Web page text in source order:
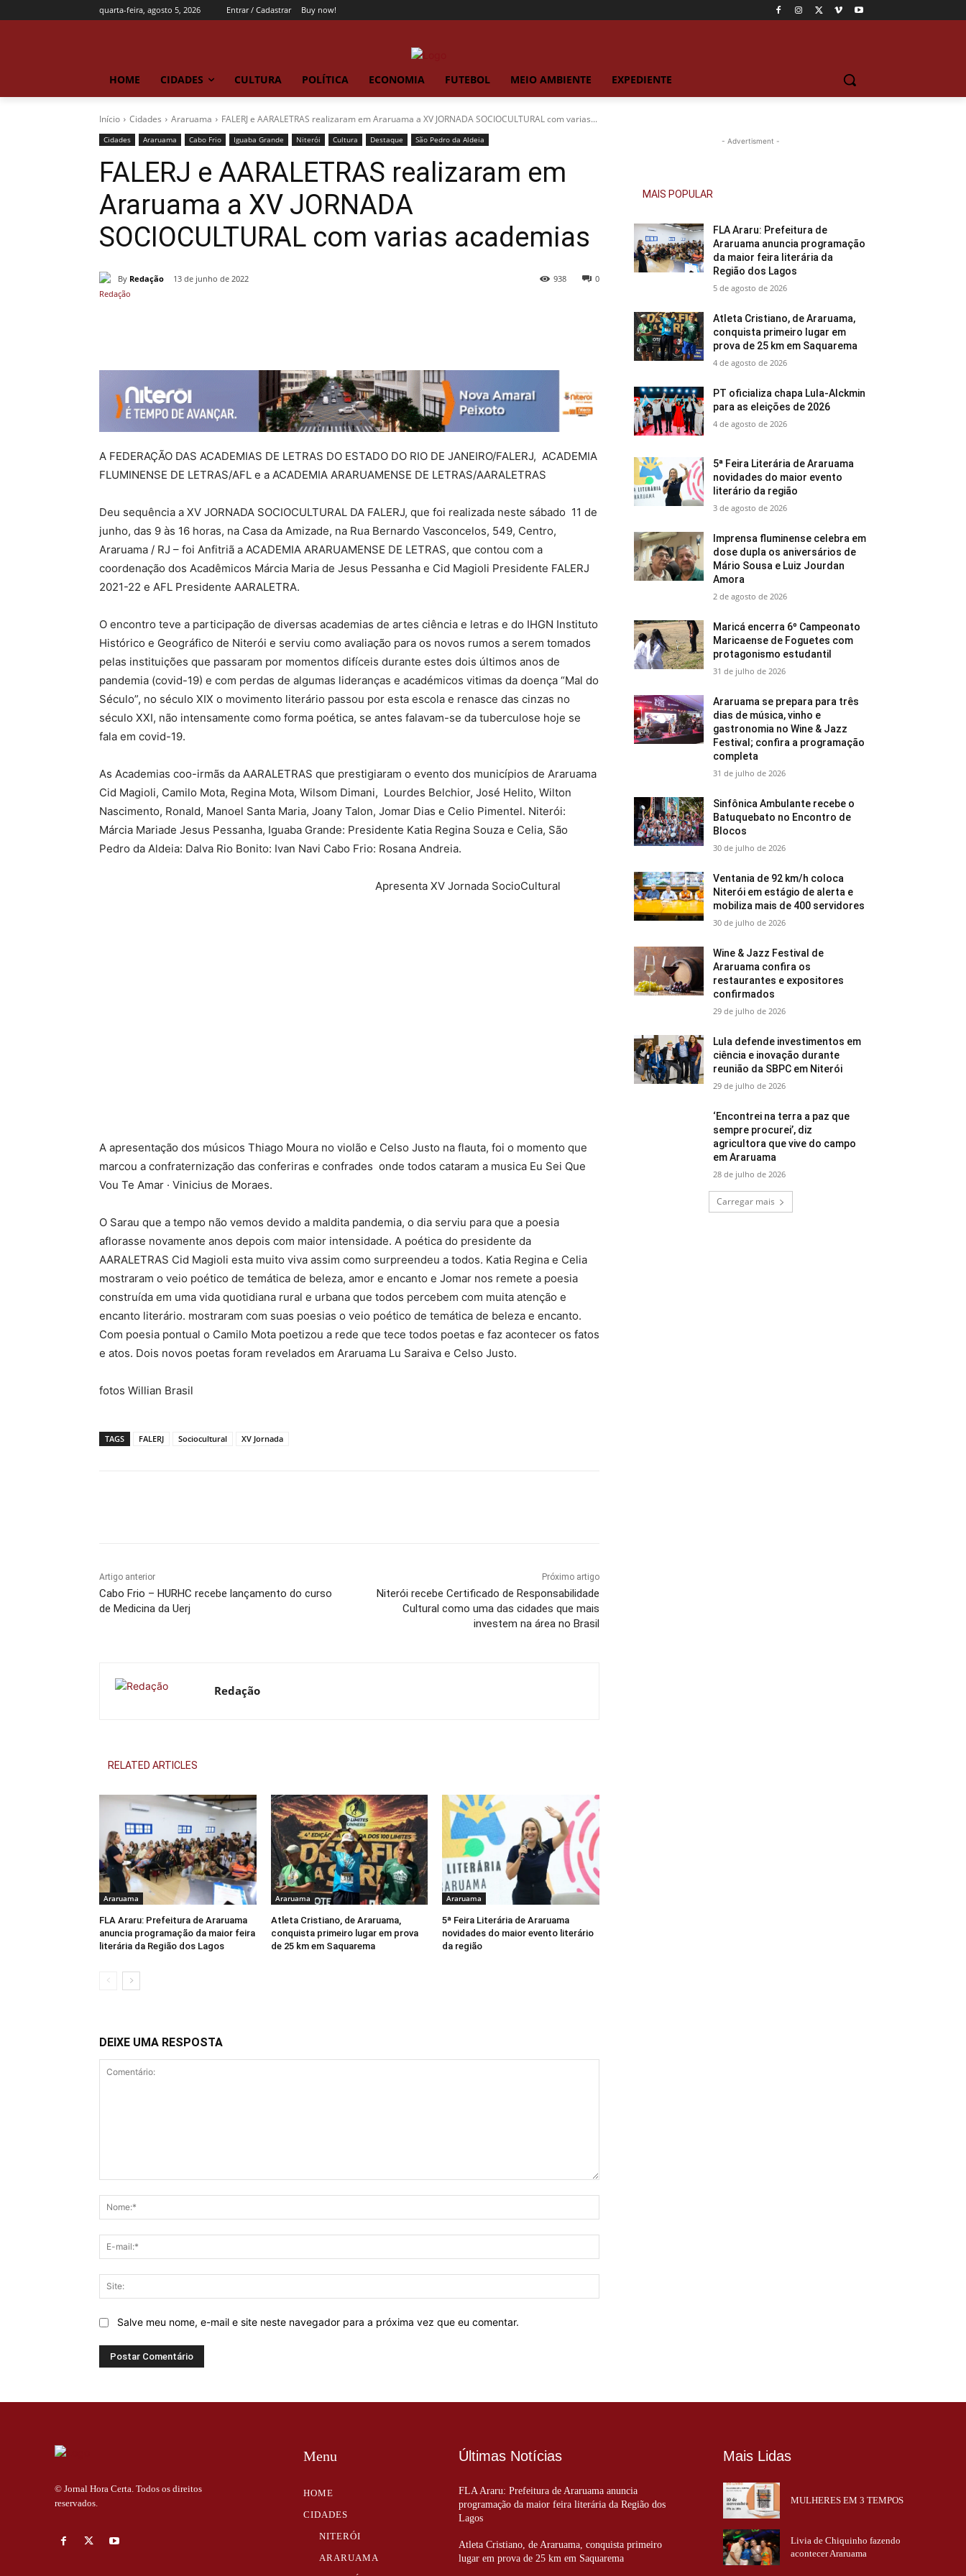
quarta-feira, agosto 5, 2026 Entrar / Cadastrar Buy now!
HOME CIDADES CULTURA POLÍTICA ECONOMIA FUTEBOL MEIO AMBIENTE EXPEDIENTE
Início Cidades Araruama FALERJ e AARALETRAS realizaram em Araruama a XV JORNADA SOCIOCULTURAL com varias...
Cidades Araruama Cabo Frio Iguaba Grande Niterói Cultura Destaque São Pedro da Aldeia
FALERJ e AARALETRAS realizaram em
Araruama a XV JORNADA
SOCIOCULTURAL com varias academias
By Redação 13 de junho de 2022 0
938
A FEDERAÇÃO DAS ACADEMIAS DE LETRAS DO ESTADO DO RIO DE JANEIRO/FALERJ, ACADEMIA
FLUMINENSE DE LETRAS/AFL e a ACADEMIA ARARUAMENSE DE LETRAS/AARALETRAS
Deu sequência a XV JORNADA SOCIOCULTURAL DA FALERJ, que foi realizada neste sábado 11 de
junho, das 9 às 16 horas, na Casa da Amizade, na Rua Bernardo Vasconcelos, 549, Centro,
Araruama / RJ – foi Anfitriã a ACADEMIA ARARUAMENSE DE LETRAS, que contou com a
coordenação dos Acadêmicos Márcia Maria de Jesus Pessanha e Cid Magioli Presidente FALERJ
2021-22 e AFL Presidente AARALETRA.
O encontro teve a participação de diversas academias de artes ciência e letras e do IHGN Instituto
Histórico e Geográfico de Niterói e serviu como avaliação para os novos rumos a serem tomados
pelas instituições que passaram por momentos difíceis durante estes dois últimos anos de
pandemia (covid-19) e com perdas de algumas lideranças e académicos vitimas da doença “Mal do
Século”, no século XIX o movimento literário passou por esta escola e renasce das cinzas no
século XXI, não intensamente como forma poética, se antes falavam-se da tuberculose hoje se
fala em covid-19.
As Academias coo-irmãs da AARALETRAS que prestigiaram o evento dos municípios de Araruama
Cid Magioli, Camilo Mota, Regina Mota, Wilsom Dimani, Lourdes Belchior, José Helito, Wilton
Nascimento, Ronald, Manoel Santa Maria, Joany Talon, Jomar Dias e Celio Pimentel. Niterói:
Márcia Mariade Jesus Pessanha, Iguaba Grande: Presidente Katia Regina Souza e Celia, São
Pedro da Aldeia: Dalva Rio Bonito: Ivan Navi Cabo Frio: Rosana Andreia.
Apresenta XV Jornada SocioCultural
A apresentação dos músicos Thiago Moura no violão e Celso Justo na flauta, foi o momento que
marcou a confraternização das conferiras e confrades onde todos cataram a musica Eu Sei Que
Vou Te Amar · Vinicius de Moraes.
O Sarau que a tempo não vemos devido a maldita pandemia, o dia serviu para que a poesia
aflorasse novamente anos depois com maior intensidade. A poética do presidente da
AARALETRAS Cid Magioli esta muito viva assim como surpreendeu a todos. Katia Regina e Celia
mostraram o veio poético de temática de beleza, amor e encanto e Jomar nos remete a poesia
construída em uma vida quotidiana rural e urbana que todos percebem com muita atenção e
encanto literário. mostraram com suas poesias o veio poético de temática de beleza e encanto.
Com poesia pontual o Camilo Mota poetizou a rede que tece todos poetas e faz acontecer os fatos
e atos. Dois novos poetas foram revelados em Araruama Lu Saraiva e Celso Justo.
fotos Willian Brasil
TAGS FALERJ Sociocultural XV Jornada
Artigo anterior
Cabo Frio – HURHC recebe lançamento do curso
de Medicina da Uerj
Próximo artigo
Niterói recebe Certificado de Responsabilidade
Cultural como uma das cidades que mais
investem na área no Brasil
Redação
RELATED ARTICLES
Araruama
FLA Araru: Prefeitura de Araruama
anuncia programação da maior feira
literária da Região dos Lagos
Araruama
Atleta Cristiano, de Araruama,
conquista primeiro lugar em prova
de 25 km em Saquarema
Araruama
5ª Feira Literária de Araruama
novidades do maior evento literário
da região
DEIXE UMA RESPOSTA
mail:*
Salve meu nome, e-mail e site neste navegador para a próxima vez que eu comentar.
- Advertisment -
MAIS POPULAR
FLA Araru: Prefeitura de
Araruama anuncia programação
da maior feira literária da
Região dos Lagos
5 de agosto de 2026
Atleta Cristiano, de Araruama,
conquista primeiro lugar em
prova de 25 km em Saquarema
4 de agosto de 2026
PT oficializa chapa Lula-Alckmin
para as eleições de 2026
4 de agosto de 2026
5ª Feira Literária de Araruama
novidades do maior evento
literário da região
3 de agosto de 2026
Imprensa fluminense celebra em
dose dupla os aniversários de
Mário Sousa e Luiz Jourdan
Amora
2 de agosto de 2026
Maricá encerra 6º Campeonato
Maricaense de Foguetes com
protagonismo estudantil
31 de julho de 2026
Araruama se prepara para três
dias de música, vinho e
gastronomia no Wine & Jazz
Festival; confira a programação
completa
31 de julho de 2026
Sinfônica Ambulante recebe o
Batuquebato no Encontro de
Blocos
30 de julho de 2026
Ventania de 92 km/h coloca
Niterói em estágio de alerta e
mobiliza mais de 400 servidores
30 de julho de 2026
Wine & Jazz Festival de
Araruama confira os
restaurantes e expositores
confirmados
29 de julho de 2026
Lula defende investimentos em
ciência e inovação durante
reunião da SBPC em Niterói
29 de julho de 2026
‘Encontrei na terra a paz que
sempre procurei’, diz
agricultora que vive do campo
em Araruama
28 de julho de 2026
Carregar mais
© Jornal Hora Certa. Todos os direitos
reservados.
Menu
HOME
CIDADES
NITERÓI
ARARUAMA
Últimas Notícias
FLA Araru: Prefeitura de Araruama anuncia
programação da maior feira literária da Região dos
Lagos
Atleta Cristiano, de Araruama, conquista primeiro
lugar em prova de 25 km em Saquarema
Mais Lidas
MULHERES EM 3 TEMPOS
Livia de Chiquinho fazendo
acontecer Araruama